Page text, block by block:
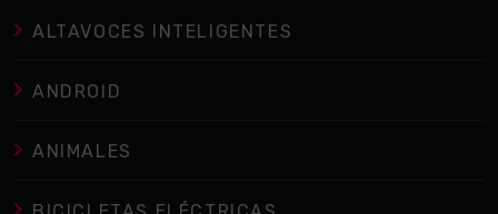
ALTAVOCES INTELIGENTES
ANDROID
ANIMALES